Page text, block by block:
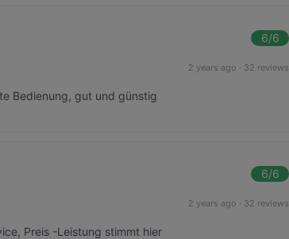
6/6
2 years ago · 32 reviews
Bedienung, gut und günstig
6/6
2 years ago · 32 reviews
Preis -Leistung stimmt hier